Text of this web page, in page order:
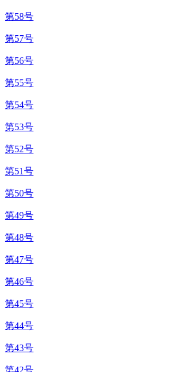
第58号
第57号
第56号
第55号
第54号
第53号
第52号
第51号
第50号
第49号
第48号
第47号
第46号
第45号
第44号
第43号
第42号